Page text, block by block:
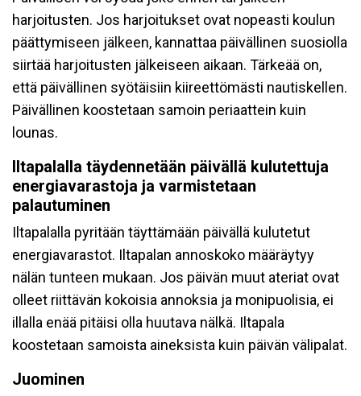
harjoitusten. Jos harjoitukset ovat nopeasti koulun
päättymiseen jälkeen, kannattaa päivällinen suosiolla
siirtää harjoitusten jälkeiseen aikaan. Tärkeää on,
että päivällinen syötäisiin kiireettömästi nautiskellen.
Päivällinen koostetaan samoin periaattein kuin
lounas.
Iltapalalla täydennetään päivällä kulutettuja
energiavarastoja ja varmistetaan
palautuminen
Iltapalalla pyritään täyttämään päivällä kulutetut
energiavarastot. Iltapalan annoskoko määräytyy
nälän tunteen mukaan. Jos päivän muut ateriat ovat
olleet riittävän kokoisia annoksia ja monipuolisia, ei
illalla enää pitäisi olla huutava nälkä. Iltapala
koostetaan samoista aineksista kuin päivän välipalat.
Juominen